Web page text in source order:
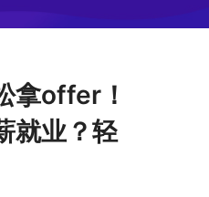
拿offer！
就业？轻